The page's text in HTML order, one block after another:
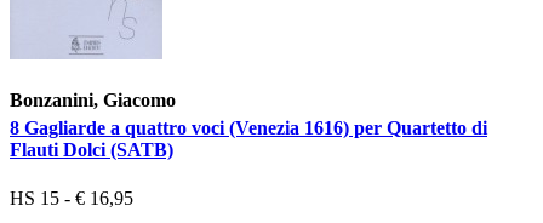
Bonzanini, Giacomo
8 Gagliarde a quattro voci (Venezia 1616) per Quartetto di
Flauti Dolci (SATB)
HS 15 - € 16,95